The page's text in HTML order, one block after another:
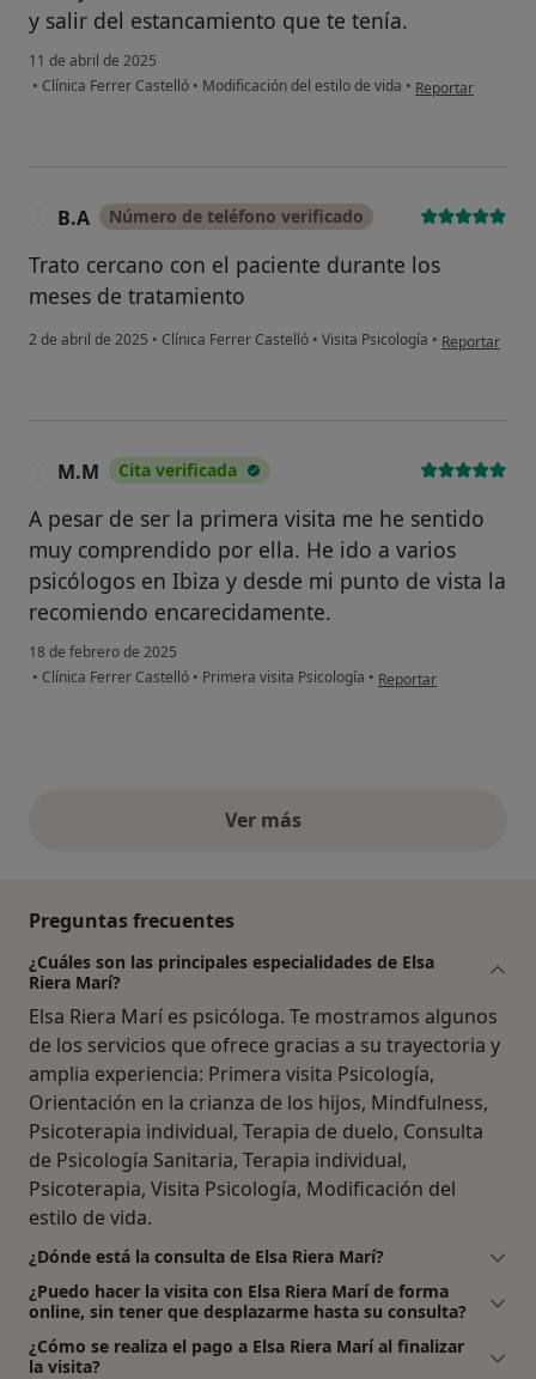
y salir del estancamiento que te tenía.
11 de abril de 2025
• Clínica Ferrer Castelló • Modificación del estilo de vida • en opinión del
Reportar
B.A Número de teléfono verificado
Trato cercano con el paciente durante los
meses de tratamiento
2 de abril de 2025 • Clínica Ferrer Castelló • Visita Psicología • en opinión
Reportar
M.M Cita verificada
A pesar de ser la primera visita me he sentido
muy comprendido por ella. He ido a varios
psicólogos en Ibiza y desde mi punto de vista la
recomiendo encarecidamente.
18 de febrero de 2025
• Clínica Ferrer Castelló • Primera visita Psicología • en opinión del usuario
Reportar
Ver másopiniones anteriores
Preguntas frecuentes
¿Cuáles son las principales especialidades de Elsa
Riera Marí?
Elsa Riera Marí es psicóloga. Te mostramos algunos
de los servicios que ofrece gracias a su trayectoria y
amplia experiencia: Primera visita Psicología,
Orientación en la crianza de los hijos, Mindfulness,
Psicoterapia individual, Terapia de duelo, Consulta
de Psicología Sanitaria, Terapia individual,
Psicoterapia, Visita Psicología, Modificación del
estilo de vida.
¿Dónde está la consulta de Elsa Riera Marí?
¿Puedo hacer la visita con Elsa Riera Marí de forma
online, sin tener que desplazarme hasta su consulta?
¿Cómo se realiza el pago a Elsa Riera Marí al finalizar
la visita?